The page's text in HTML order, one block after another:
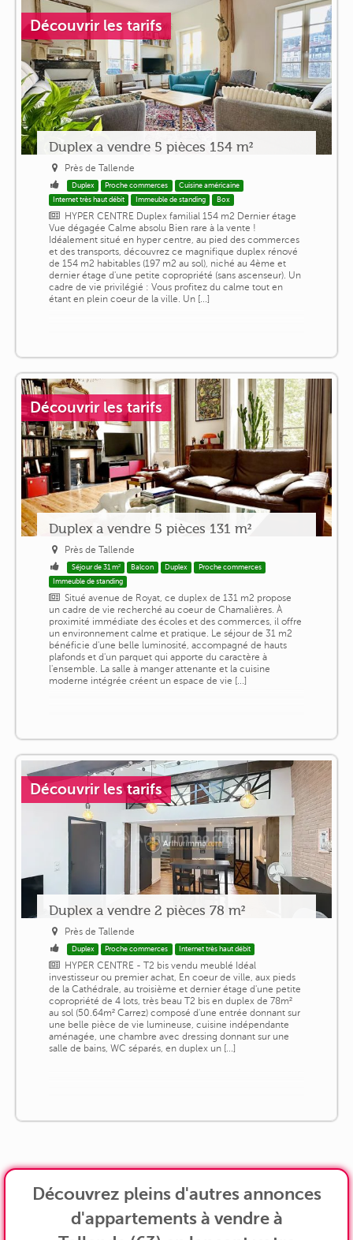
Découvrir les tarifs
Duplex a vendre 5 pièces 154 m²
Près de Tallende
Duplex Proche commerces
Cuisine américaine
Internet très haut débit
Immeuble de standing Box
HYPER CENTRE Duplex familial 154 m2 Dernier étage
Vue dégagée Calme absolu Bien rare à la vente !
Idéalement situé en hyper centre, au pied des commerces
et des transports, découvrez ce magnifique duplex rénové
de 154 m2 habitables (197 m2 au sol), niché au 4ème et
dernier étage d'une petite copropriété (sans ascenseur). Un
cadre de vie privilégié : Vous profitez du calme tout en
étant en plein coeur de la ville. Un [...]
Découvrir les tarifs
Duplex a vendre 5 pièces 131 m²
Près de Tallende
Séjour de 31 m² Balcon Duplex
Proche commerces
Immeuble de standing
Situé avenue de Royat, ce duplex de 131 m2 propose
un cadre de vie recherché au coeur de Chamalières. À
proximité immédiate des écoles et des commerces, il offre
un environnement calme et pratique. Le séjour de 31 m2
bénéficie d'une belle luminosité, accompagné de hauts
plafonds et d'un parquet qui apporte du caractère à
l'ensemble. La salle à manger attenante et la cuisine
moderne intégrée créent un espace de vie [...]
Découvrir les tarifs
Duplex a vendre 2 pièces 78 m²
Près de Tallende
Duplex Proche commerces Internet très haut débit
HYPER CENTRE - T2 bis vendu meublé Idéal
investisseur ou premier achat, En coeur de ville, aux pieds
de la Cathédrale, au troisième et dernier étage d'une petite
copropriété de 4 lots, très beau T2 bis en duplex de 78m²
au sol (50.64m² Carrez) composé d'une entrée donnant sur
une belle pièce de vie lumineuse, cuisine indépendante
aménagée, une chambre avec dressing donnant sur une
salle de bains, WC séparés, en duplex un [...]
Découvrez pleins d'autres annonces
d'appartements à vendre à